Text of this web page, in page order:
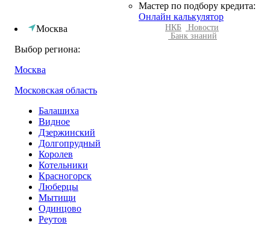
Мастер по подбору кредита:
Онлайн калькулятор
Москва
Выбор региона:
Москва
Московская область
Балашиха
Видное
Дзержинский
Долгопрудный
Королев
Котельники
Красногорск
Люберцы
Мытищи
Одинцово
Реутов
НКБ
Новости
Банк знаний